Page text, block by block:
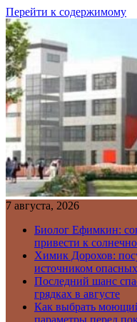
Перейти к содержимому
7 августа, 2026
Биолог Ефимкин:
привести к
Химик Дорохов:
источником
Последний шанс
грядках в августе
Как выбрать
параметры перед